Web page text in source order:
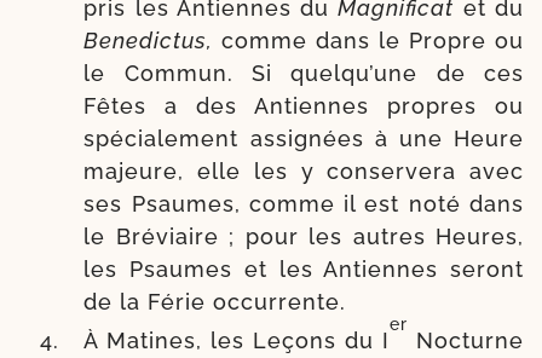
pris les Antiennes duMagnificat et du
Benedictus, comme dans le Propre ou
le Commun. Si quelqu’une de ces
Fêtes a des Antiennes propres ou
spé­cia­le­ment assi­gnées à une Heure
majeure, elle les y conser­ve­ra avec
ses Psaumes, comme il est noté dans
le Bréviaire ; pour les autres Heures,
les Psaumes et les Antiennes seront
de la Férie occurrente.
À Matines, les Leçons du I
er
Nocturne